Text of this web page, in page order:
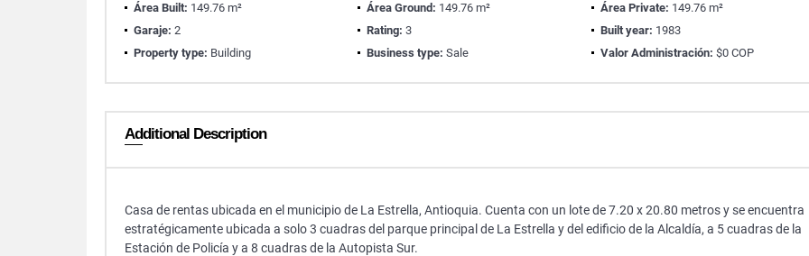
Área Built: 149.76 m² Área Ground: 149.76 m² Área Private: 149.76 m²
Garaje: 2 Rating: 3 Built year: 1983
Property type: Building Business type: Sale Valor Administración: $0 COP
Additional Description
Casa de rentas ubicada en el municipio de La Estrella, Antioquia. Cuenta con un lote de 7.20 x 20.80 metros y se encuentra
estratégicamente ubicada a solo 3 cuadras del parque principal de La Estrella y del edificio de la Alcaldía, a 5 cuadras de la
Estación de Policía y a 8 cuadras de la Autopista Sur.